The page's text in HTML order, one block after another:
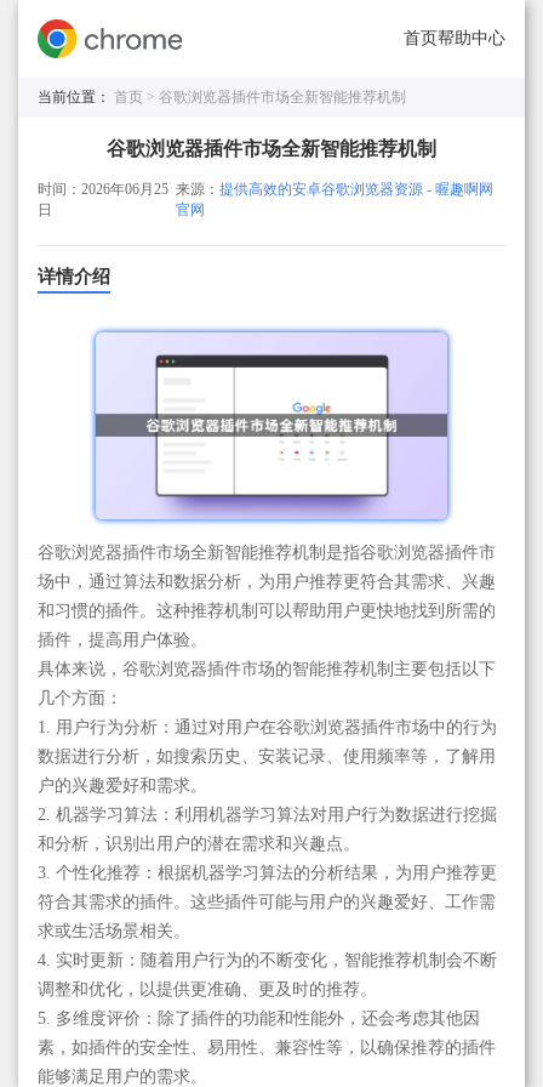
首页帮助中心
当前位置： 首页 > 谷歌浏览器插件市场全新智能推荐机制
谷歌浏览器插件市场全新智能推荐机制
时间：2026年06月25
日
来源：提供高效的安卓谷歌浏览器资源 - 喔趣啊网
官网
详情介绍
谷歌浏览器插件市场全新智能推荐机制是指谷歌浏览器插件市
场中，通过算法和数据分析，为用户推荐更符合其需求、兴趣
和习惯的插件。这种推荐机制可以帮助用户更快地找到所需的
插件，提高用户体验。
具体来说，谷歌浏览器插件市场的智能推荐机制主要包括以下
几个方面：
1. 用户行为分析：通过对用户在谷歌浏览器插件市场中的行为
数据进行分析，如搜索历史、安装记录、使用频率等，了解用
户的兴趣爱好和需求。
2. 机器学习算法：利用机器学习算法对用户行为数据进行挖掘
和分析，识别出用户的潜在需求和兴趣点。
3. 个性化推荐：根据机器学习算法的分析结果，为用户推荐更
符合其需求的插件。这些插件可能与用户的兴趣爱好、工作需
求或生活场景相关。
4. 实时更新：随着用户行为的不断变化，智能推荐机制会不断
调整和优化，以提供更准确、更及时的推荐。
5. 多维度评价：除了插件的功能和性能外，还会考虑其他因
素，如插件的安全性、易用性、兼容性等，以确保推荐的插件
能够满足用户的需求。